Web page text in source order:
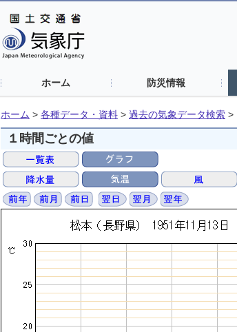
ホーム 防災情報
ホーム > 各種データ・資料 > 過去の気象データ検索 >
１時間ごとの値